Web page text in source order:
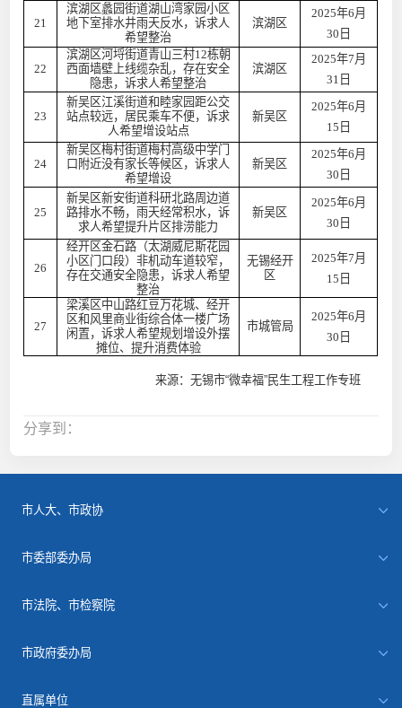
21
滨湖区蠡园街道湖山湾家园小区
地下室排水井雨天反水，诉求人
希望整治
滨湖区
2025年6月
30日
22
滨湖区河埒街道青山三村12栋朝
西面墙壁上线缆杂乱，存在安全
隐患，诉求人希望整治
滨湖区
2025年7月
31日
23
新吴区江溪街道和睦家园距公交
站点较远，居民乘车不便，诉求
人希望增设站点
新吴区
2025年6月
15日
24
新吴区梅村街道梅村高级中学门
口附近没有家长等候区，诉求人
希望增设
新吴区
2025年6月
30日
25
新吴区新安街道科研北路周边道
路排水不畅，雨天经常积水，诉
求人希望提升片区排涝能力
新吴区
2025年6月
30日
26
经开区金石路（太湖威尼斯花园
小区门口段）非机动车道较窄，
存在交通安全隐患，诉求人希望
整治
无锡经开
区
2025年7月
15日
27
梁溪区中山路红豆万花城、经开
区和风里商业街综合体一楼广场
闲置，诉求人希望规划增设外摆
摊位、提升消费体验
市城管局
2025年6月
30日
来源：无锡市“微幸福”民生工程工作专班
分享到：
市人大、市政协
市委部委办局
市法院、市检察院
市政府委办局
直属单位